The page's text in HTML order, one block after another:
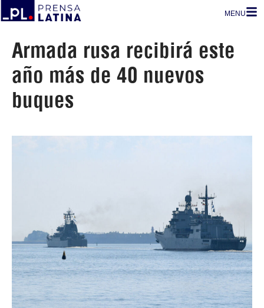
MENU
Armada rusa recibirá este
año más de 40 nuevos
buques